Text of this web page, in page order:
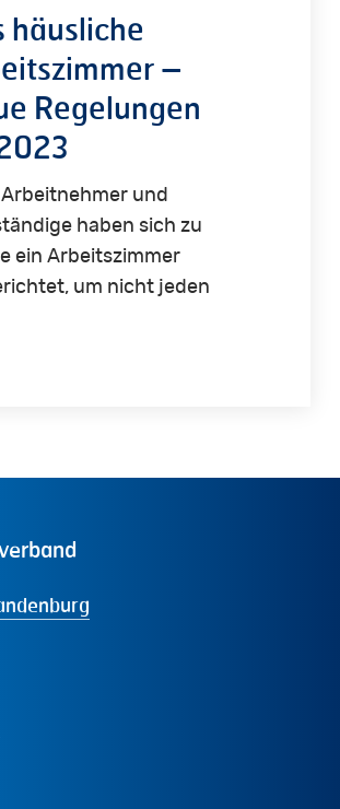
häusliche
–
Regelungen
Arbeitnehmer und
haben sich zu
ein Arbeitszimmer
um nicht jeden